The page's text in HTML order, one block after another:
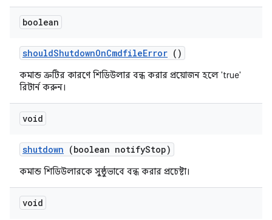
boolean
shouldShutdownOnCmdfileError ()
কমান্ড ত্রুটির কারণে শিডিউলার বন্ধ করার প্রয়োজন হলে 'true'
রিটার্ন করুন।
void
shutdown (boolean notifyStop)
কমান্ড শিডিউলারকে সুষ্ঠুভাবে বন্ধ করার প্রচেষ্টা।
void